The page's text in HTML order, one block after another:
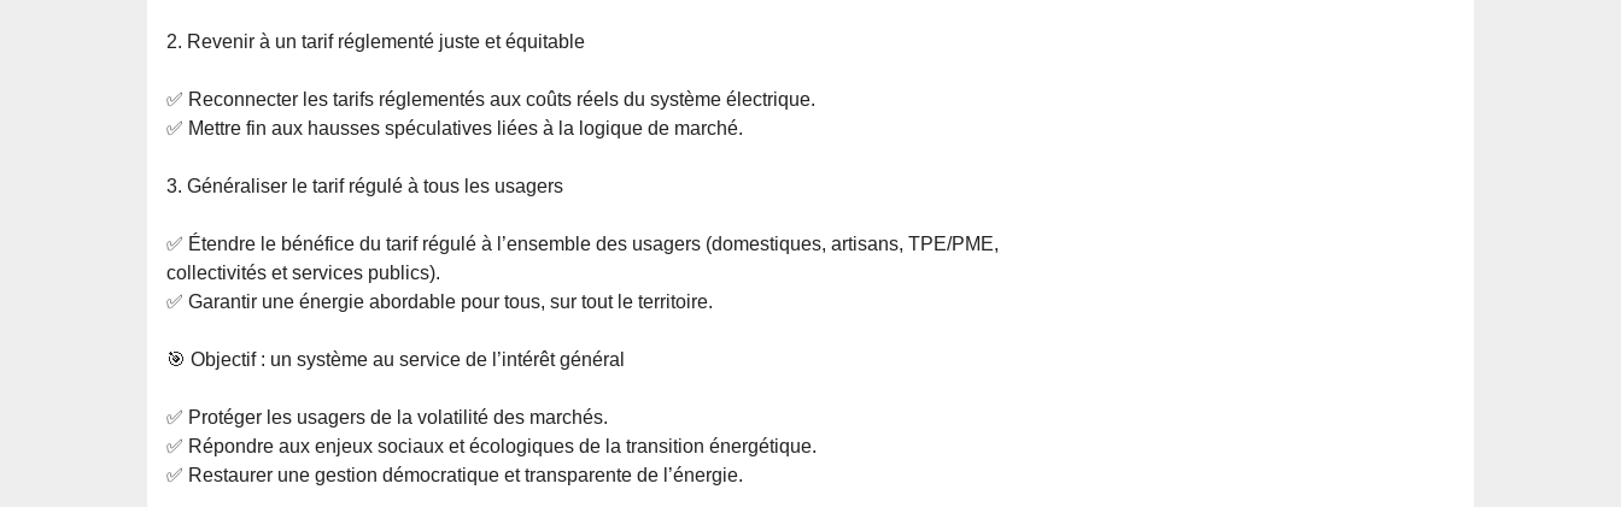
2. Revenir à un tarif réglementé juste et équitable
✅ Reconnecter les tarifs réglementés aux coûts réels du système électrique.
✅ Mettre fin aux hausses spéculatives liées à la logique de marché.
3. Généraliser le tarif régulé à tous les usagers
✅ Étendre le bénéfice du tarif régulé à l’ensemble des usagers (domestiques, artisans, TPE/PME,
collectivités et services publics).
✅ Garantir une énergie abordable pour tous, sur tout le territoire.
🎯 Objectif : un système au service de l’intérêt général
✅ Protéger les usagers de la volatilité des marchés.
✅ Répondre aux enjeux sociaux et écologiques de la transition énergétique.
✅ Restaurer une gestion démocratique et transparente de l’énergie.